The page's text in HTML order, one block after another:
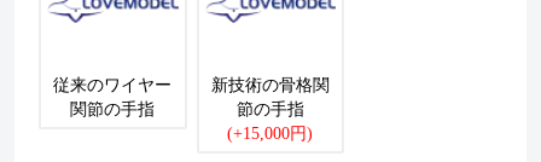
従来のワイヤー
関節の手指
新技術の骨格関
節の手指
(+15,000円)